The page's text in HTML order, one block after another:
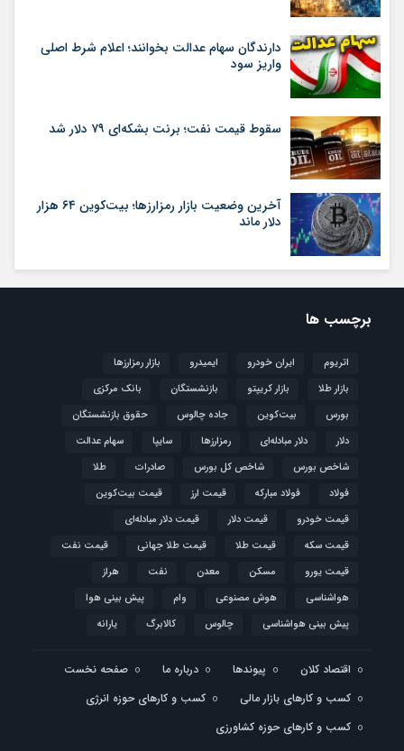
دارندگان سهام عدالت بخوانند؛ اعلام شرط اصلی
واریز سود
سقوط قیمت نفت؛ برنت بشکه‌ای ۷۹ دلار شد
آخرین وضعیت بازار رمزارزها؛ بیت‌کوین ۶۴ هزار
دلار ماند
برچسب ها
اتریوم ایران خودرو ایمیدرو
بازار رمزارزها
بازار طلا
بازار کریپتو بازنشستگان
بانک مرکزی
بورس
بیت‌کوین جاده چالوس
حقوق بازنشستگان
دلار
دلار مبادله‌ای رمزارزها سایپا
سهام عدالت
شاخص بورس
شاخص کل بورس صادرات
طلا
فولاد
فولاد مبارکه قیمت ارز
قیمت بیت‌کوین
قیمت خودرو
قیمت دلار
قیمت دلار مبادله‌ای
قیمت سکه
قیمت طلا قیمت طلا جهانی
قیمت نفت
قیمت یورو
مسکن معدن نفت
هراز
هواشناسی
هوش مصنوعی وام
پیش بینی هوا
پیش بینی هواشناسی
چالوس کالابرگ یارانه
اقتصاد کلان پیوندها درباره ما
صفحه نخست
کسب و کارهای بازار مالی
کسب و کارهای حوزه انرژی
کسب و کارهای حوزه کشاورزی